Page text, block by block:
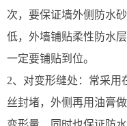
次，要保证墙外侧防水
低，外墙铺贴柔性防水
一定要铺贴到位。
2、对变形缝处：常采用
丝封堵，外侧再用油膏